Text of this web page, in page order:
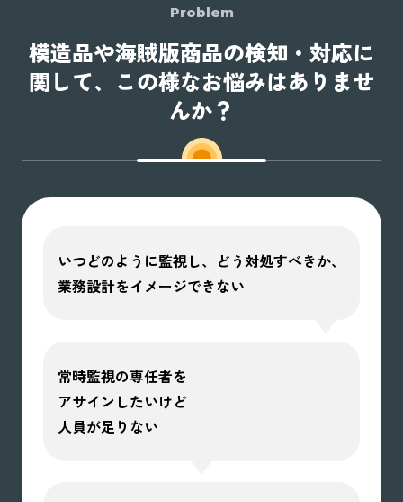
Problem
模造品や海賊版商品の検知・対応に
関して、この様なお悩みはありませ
んか？
いつどのように監視し、どう対処すべきか、
業務設計をイメージできない
常時監視の専任者を
アサインしたいけど
人員が足りない